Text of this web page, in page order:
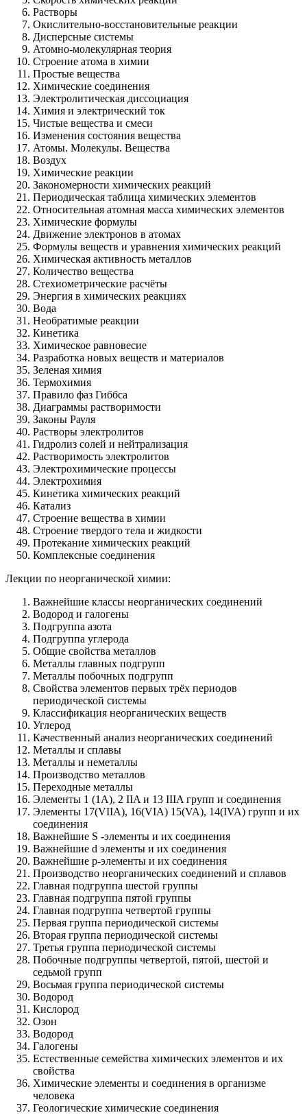
Растворы
Окислительно-восстановительные реакции
Дисперсные системы
Атомно-молекулярная теория
Строение атома в химии
Простые вещества
Химические соединения
Электролитическая диссоциация
Химия и электрический ток
Чистые вещества и смеси
Изменения состояния вещества
Атомы. Молекулы. Вещества
Воздух
Химические реакции
Закономерности химических реакций
Периодическая таблица химических элементов
Относительная атомная масса химических элементов
Химические формулы
Движение электронов в атомах
Формулы веществ и уравнения химических реакций
Химическая активность металлов
Количество вещества
Стехиометрические расчёты
Энергия в химических реакциях
Вода
Необратимые реакции
Кинетика
Химическое равновесие
Разработка новых веществ и материалов
Зеленая химия
Термохимия
Правило фаз Гиббса
Диаграммы растворимости
Законы Рауля
Растворы электролитов
Гидролиз солей и нейтрализация
Растворимость электролитов
Электрохимические процессы
Электрохимия
Кинетика химических реакций
Катализ
Строение вещества в химии
Строение твердого тела и жидкости
Протекание химических реакций
Комплексные соединения
Лекции по неорганической химии:
Важнейшие классы неорганических соединений
Водород и галогены
Подгруппа азота
Подгруппа углерода
Общие свойства металлов
Металлы главных подгрупп
Металлы побочных подгрупп
Свойства элементов первых трёх периодов
периодической системы
Классификация неорганических веществ
Углерод
Качественный анализ неорганических соединений
Металлы и сплавы
Металлы и неметаллы
Производство металлов
Переходные металлы
Элементы 1 (1А), 2 IIA и 13 IIIA групп и соединения
Элементы 17(VIIA), 16(VIA) 15(VA), 14(IVA) групп и их
соединения
Важнейшие S -элементы и их соединения
Важнейшие d элементы и их соединения
Важнейшие р-элементы и их соединения
Производство неорганических соединений и сплавов
Главная подгруппа шестой группы
Главная подгруппа пятой группы
Главная подгруппа четвертой группы
Первая группа периодической системы
Вторая группа периодической системы
Третья группа периодической системы
Побочные подгруппы четвертой, пятой, шестой и
седьмой групп
Восьмая группа периодической системы
Водород
Кислород
Озон
Водород
Галогены
Естественные семейства химических элементов и их
свойства
Химические элементы и соединения в организме
человека
Геологические химические соединения